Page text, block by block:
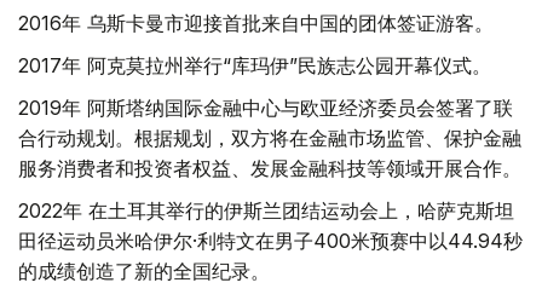
2016年 乌斯卡曼市迎接首批来自中国的团体签证游客。
2017年 阿克莫拉州举行“库玛伊”民族志公园开幕仪式。
2019年 阿斯塔纳国际金融中心与欧亚经济委员会签署了联
合行动规划。根据规划，双方将在金融市场监管、保护金融
服务消费者和投资者权益、发展金融科技等领域开展合作。
2022年 在土耳其举行的伊斯兰团结运动会上，哈萨克斯坦
田径运动员米哈伊尔·利特文在男子400米预赛中以44.94秒
的成绩创造了新的全国纪录。